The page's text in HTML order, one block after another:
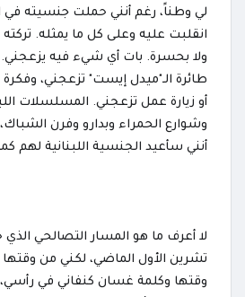
لي وطناً، رغم أنني حملت جنسيته في
انقلبت عليه وعلى كل ما يمثله. تركته
ولا بحسرة. بات أي شيء فيه يزعجني.
طائرة الـ"ميدل إيست" تزعجني،
أو زيارة عمل تزعجني. المسلسلات
وشوارع الحمراء وبدارو وفرن
أنني سأعيد الجنسية اللبنانية لهم
تشرين الأول الماضي، لكني من
وقتها وكلمة غسان كنفاني في